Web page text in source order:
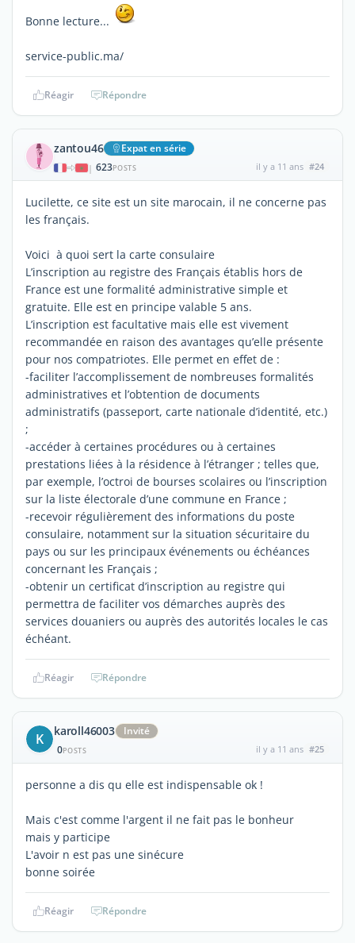
Bonne lecture...
service-public.ma/
Réagir Répondre
zantou46 Expat en série
| 623POSTS il y a 11 ans #24
Lucilette, ce site est un site marocain, il ne concerne pas
les français.
Voici à quoi sert la carte consulaire
L’inscription au registre des Français établis hors de
France est une formalité administrative simple et
gratuite. Elle est en principe valable 5 ans.
L’inscription est facultative mais elle est vivement
recommandée en raison des avantages qu’elle présente
pour nos compatriotes. Elle permet en effet de :
-faciliter l’accomplissement de nombreuses formalités
administratives et l’obtention de documents
administratifs (passeport, carte nationale d’identité, etc.)
;
-accéder à certaines procédures ou à certaines
prestations liées à la résidence à l’étranger ; telles que,
par exemple, l’octroi de bourses scolaires ou l’inscription
sur la liste électorale d’une commune en France ;
-recevoir régulièrement des informations du poste
consulaire, notamment sur la situation sécuritaire du
pays ou sur les principaux événements ou échéances
concernant les Français ;
-obtenir un certificat d’inscription au registre qui
permettra de faciliter vos démarches auprès des
services douaniers ou auprès des autorités locales le cas
échéant.
Réagir Répondre
K karoll46003
Invité
0POSTS il y a 11 ans #25
personne a dis qu elle est indispensable ok !
Mais c'est comme l'argent il ne fait pas le bonheur
mais y participe
L'avoir n est pas une sinécure
bonne soirée
Réagir Répondre